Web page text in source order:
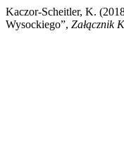
Kaczor-Scheitler, K.
Wysockiego”, Załącznik